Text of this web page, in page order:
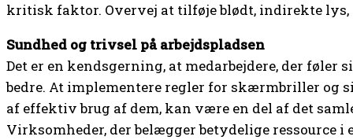
kritisk faktor. Overvej at tilføje blødt, indirekte lys,
Sundhed og trivsel på arbejdspladsen
Det er en kendsgerning, at medarbejdere, der føler
bedre. At implementere regler for skærmbriller og
af effektiv brug af dem, kan være en del af det
Virksomheder, der belægger betydelige ressource